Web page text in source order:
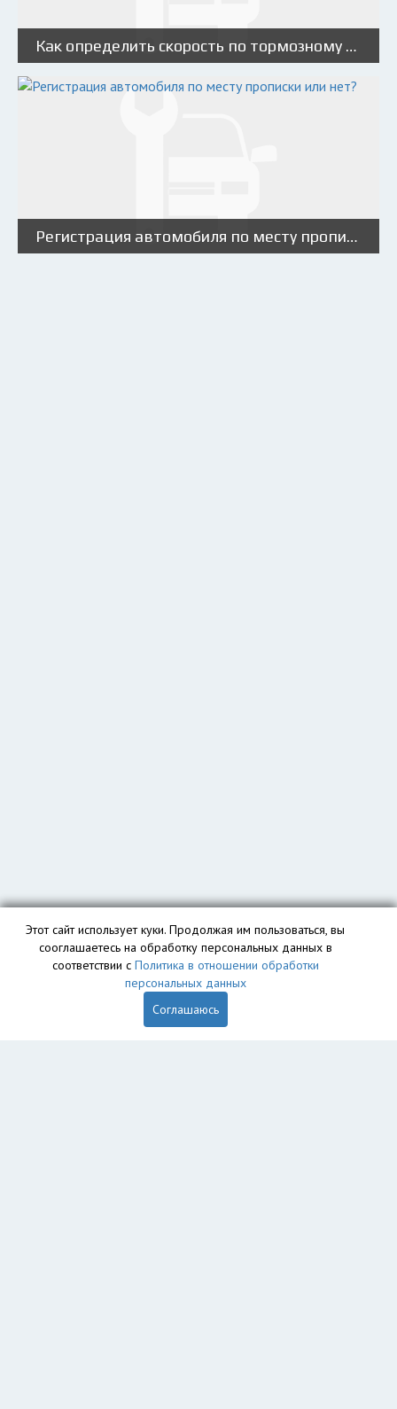
Как определить скорость по тормозному пути автомобиля?
Регистрация автомобиля по месту прописки или нет?
Этот сайт использует куки. Продолжая им пользоваться, вы
сооглашаетесь на обработку персональных данных в
соответствии с Политика в отношении обработки
персональных данных
Соглашаюсь